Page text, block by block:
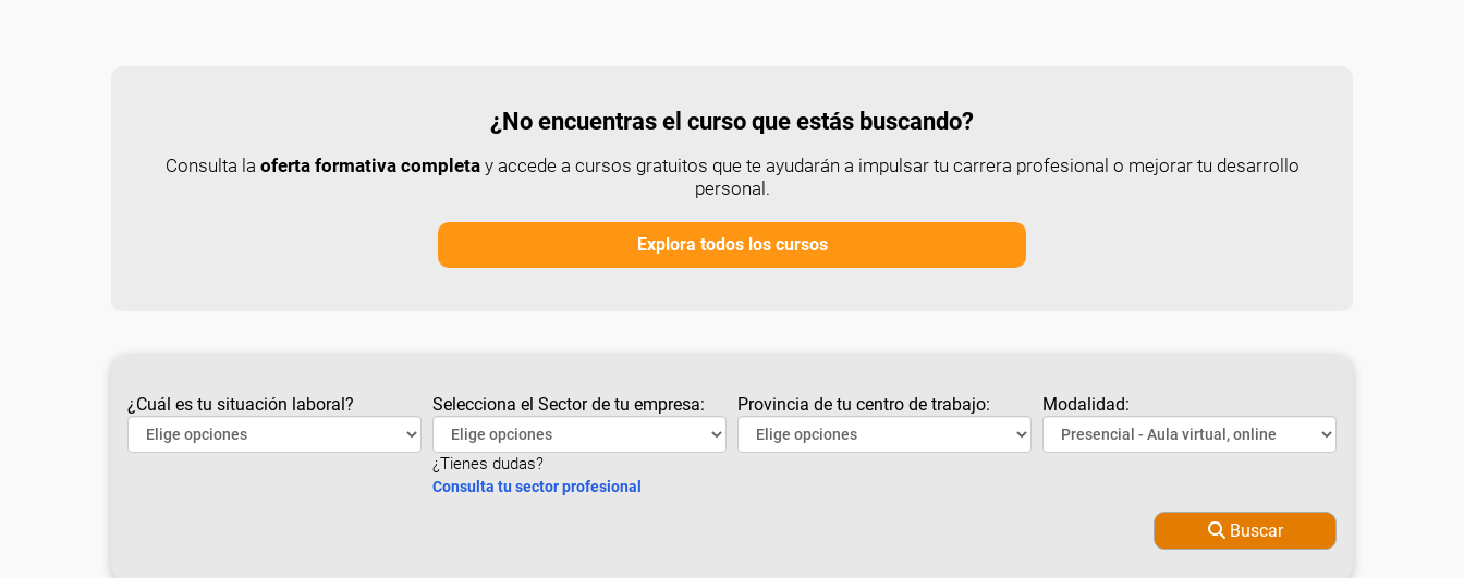
¿No encuentras el curso que estás buscando?
Consulta la oferta formativa completay accede a cursos gratuitos que te ayudarán a impulsar tu carrera profesional o mejorar tu desarrollo
personal.
Explora todos los cursos
¿Cuál es tu situación laboral? Selecciona el Sector de tu empresa:
¿Tienes dudas?
Consulta tu sector profesional
Provincia de tu centro de trabajo: Modalidad:
Buscar